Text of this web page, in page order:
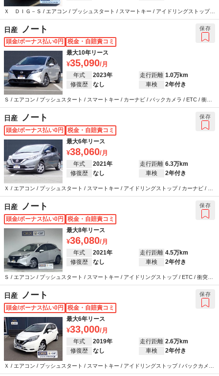
Ｘ ＤＩＧ－Ｓ / エアコン / プッシュスタート / スマートキー / アイドリングストップ /
ETC / 衝突被害軽減システム / ウインカーミラー / ABS / エアバッグ / パワーステアリン
グ / パワーウインドウ
日産 ノート
頭金/ボーナス払い0円
税金・自賠責コミ
最大10年リース
35,090
年式 2023年 走行距離 1.0万km
修復歴
なし 車検 2年付き
Ｓ / エアコン / プッシュスタート / スマートキー / カーナビ / バックカメラ / ETC / 衝突
被害軽減システム / ウインカーミラー / ABS / エアバッグ / パワーステアリング / パワー
ウインドウ
保存
日産 ノート
頭金/ボーナス払い0円
税金・自賠責コミ
最大6年リース
38,060
年式 2021年 走行距離 6.3万km
修復歴
なし 車検 2年付き
Ｘ / エアコン / プッシュスタート / スマートキー / アイドリングストップ / カーナビ / テ
レビ / バックカメラ / ETC / 衝突被害軽減システム / ウインカーミラー / ABS / エアバッ
グ / パワーステアリング / パワーウインドウ
保存
日産 ノート
頭金/ボーナス払い0円
税金・自賠責コミ
最大8年リース
36,080
年式 2021年 走行距離 4.5万km
修復歴
なし 車検 2年付き
Ｓ / エアコン / プッシュスタート / スマートキー / アイドリングストップ / ETC / 衝突被
害軽減システム / ABS / エアバッグ / パワーステアリング / パワーウインドウ
保存
日産 ノート
頭金/ボーナス払い0円
税金・自賠責コミ
最大6年リース
33,000
年式 2019年 走行距離 2.6万km
修復歴
なし 車検 2年付き
Ｘ / エアコン / プッシュスタート / スマートキー / アイドリングストップ / バックカメラ
/ ETC / 衝突被害軽減システム / ウインカーミラー / ABS / エアバッグ / パワーステアリ
保存